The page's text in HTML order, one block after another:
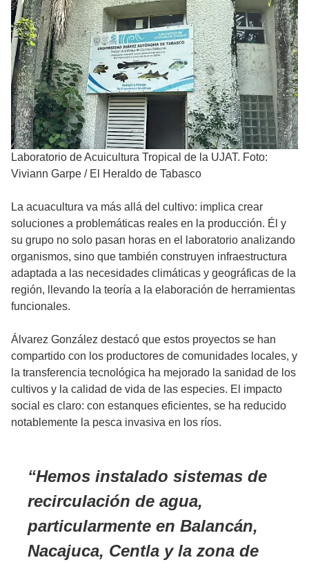
Laboratorio de Acuicultura Tropical de la UJAT. Foto:
Viviann Garpe / El Heraldo de Tabasco
La acuacultura va más allá del cultivo: implica crear
soluciones a problemáticas reales en la producción. Él y
su grupo no solo pasan horas en el laboratorio analizando
organismos, sino que también construyen infraestructura
adaptada a las necesidades climáticas y geográficas de la
región, llevando la teoría a la elaboración de herramientas
funcionales.
Álvarez González destacó que estos proyectos se han
compartido con los productores de comunidades locales, y
la transferencia tecnológica ha mejorado la sanidad de los
cultivos y la calidad de vida de las especies. El impacto
social es claro: con estanques eficientes, se ha reducido
notablemente la pesca invasiva en los ríos.
Hemos instalado sistemas de
recirculación de agua,
particularmente en Balancán,
Nacajuca, Centla y la zona de